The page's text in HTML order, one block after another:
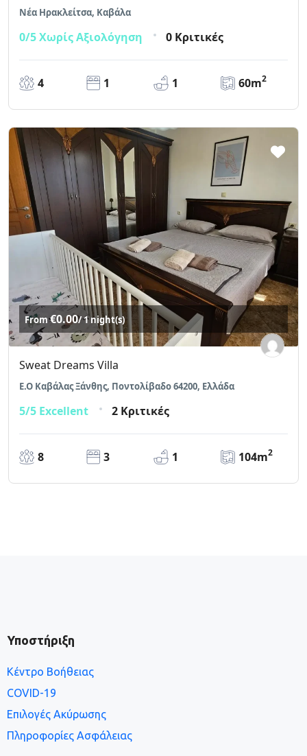
Νέα Ηρακλείτσα, Καβάλα
0/5Χωρίς Αξιολόγηση 0 Κριτικές
4 1 1 60m2
From€0.00/ 1 night(s)
Sweat Dreams Villa
Ε.Ο Καβάλας Ξάνθης, Ποντολίβαδο 64200, Ελλάδα
5/5 Excellent 2 Κριτικές
8 3 1 104m2
Υποστήριξη
Κέντρο Βοήθειας
COVID-19
Επιλογές Ακύρωσης
Πληροφορίες Ασφάλειας